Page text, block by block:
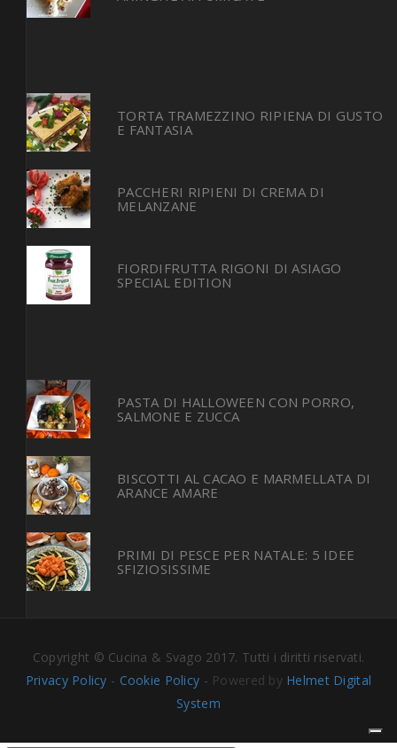
TORTA TRAMEZZINO RIPIENA DI GUSTO
E FANTASIA
PACCHERI RIPIENI DI CREMA DI
MELANZANE
FIORDIFRUTTA RIGONI DI ASIAGO
SPECIAL EDITION
PASTA DI HALLOWEEN CON PORRO,
SALMONE E ZUCCA
BISCOTTI AL CACAO E MARMELLATA DI
ARANCE AMARE
PRIMI DI PESCE PER NATALE: 5 IDEE
SFIZIOSISSIME
Copyright © Cucina & Svago 2017. Tutti i diritti riservati.
Privacy Policy - Cookie Policy - Powered by Helmet Digital
System